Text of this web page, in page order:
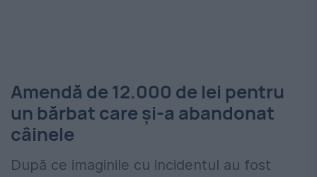
Amendă de 12.000 de lei pentru
un bărbat care și-a abandonat
câinele
După ce imaginile cu incidentul au fost